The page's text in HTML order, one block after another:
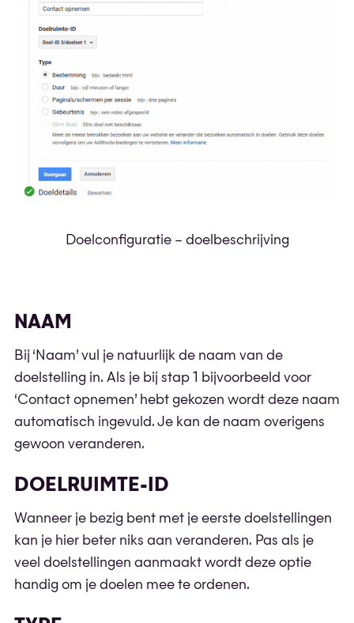
Doelconfiguratie – doelbeschrijving
NAAM
Bij ‘Naam’ vul je natuurlijk de naam van de
doelstelling in. Als je bij stap 1 bijvoorbeeld voor
‘Contact opnemen’ hebt gekozen wordt deze naam
automatisch ingevuld. Je kan de naam overigens
gewoon veranderen.
DOELRUIMTE-ID
Wanneer je bezig bent met je eerste doelstellingen
kan je hier beter niks aan veranderen. Pas als je
veel doelstellingen aanmaakt wordt deze optie
handig om je doelen mee te ordenen.